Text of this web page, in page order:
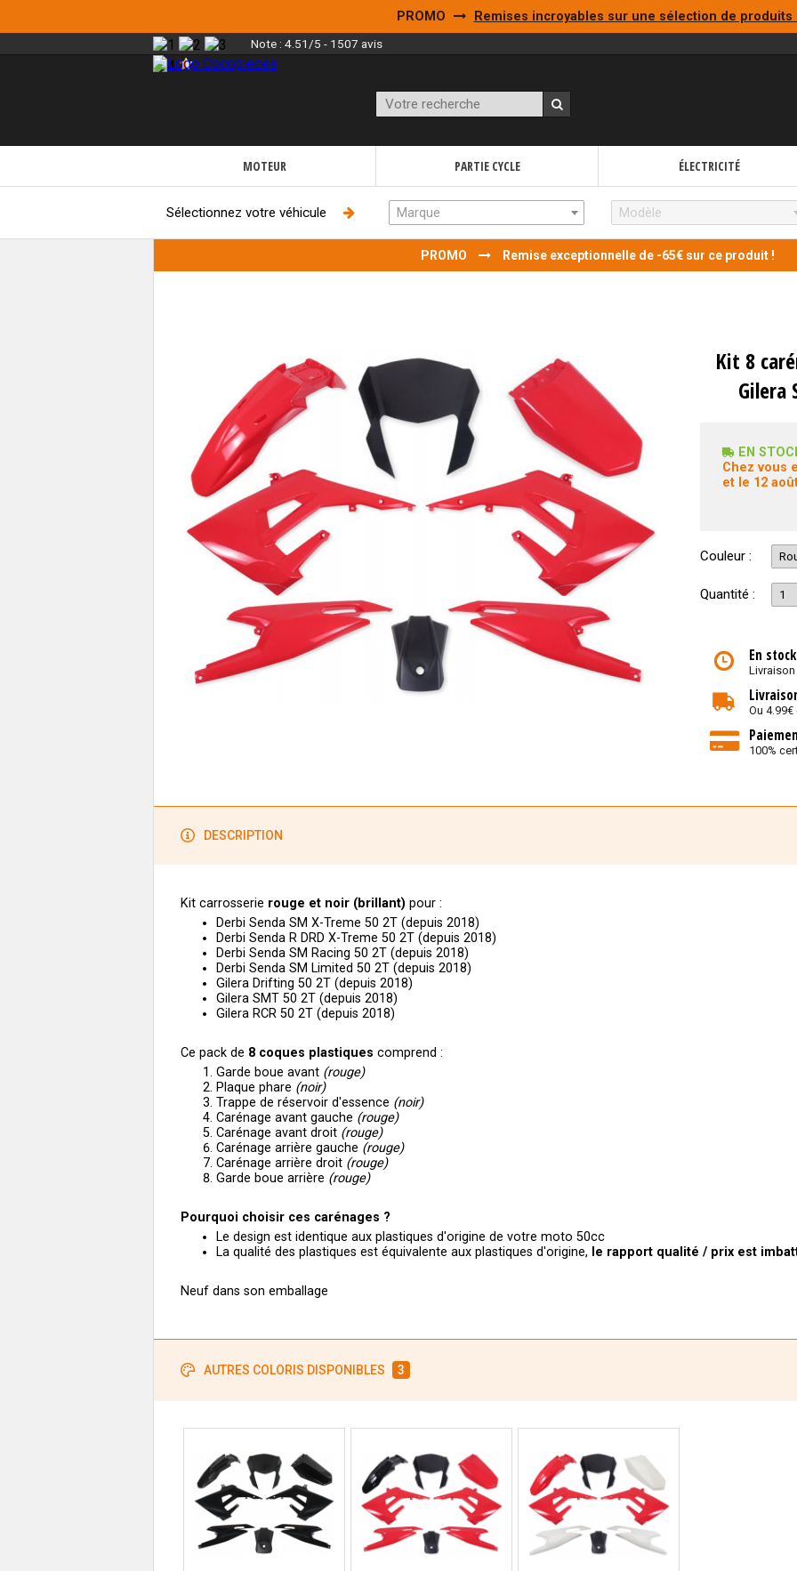
PROMO Remises incroyables sur une sélection de produits
Note : 4.51/5 - 1507 avis
MOTEUR PARTIE CYCLE ÉLECTRICITÉ
Sélectionnez votre véhicule Marque Modèle
PROMO Remise exceptionnelle de -65€ sur ce produit !
Kit 8
Gilera
EN
Chez vous
et le 12
Couleur :
Quantité :
En stock
Ou
100%
DESCRIPTION
Kit carrosserie rouge et noir (brillant) pour :
Derbi Senda SM X-Treme 50 2T (depuis 2018)
Derbi Senda R DRD X-Treme 50 2T (depuis 2018)
Derbi Senda SM Racing 50 2T (depuis 2018)
Derbi Senda SM Limited 50 2T (depuis 2018)
Gilera Drifting 50 2T (depuis 2018)
Gilera SMT 50 2T (depuis 2018)
Gilera RCR 50 2T (depuis 2018)
Ce pack de 8 coques plastiques comprend :
Garde boue avant (rouge)
Plaque phare (noir)
Trappe de réservoir d'essence (noir)
Carénage avant gauche (rouge)
Carénage avant droit (rouge)
Carénage arrière gauche (rouge)
Carénage arrière droit (rouge)
Garde boue arrière (rouge)
Pourquoi choisir ces carénages ?
Le design est identique aux plastiques d'origine de votre moto 50cc
La qualité des plastiques est équivalente aux plastiques d'origine, le rapport qualité / prix est
Neuf dans son emballage
AUTRES COLORIS DISPONIBLES 3